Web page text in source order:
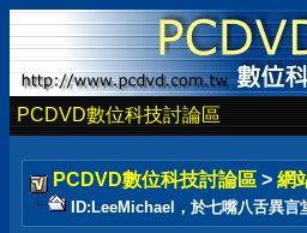
PCDVD數位科技討論區
PCDVD數位科技討論區 > 網
ID:LeeMichael，於七嘴八舌異